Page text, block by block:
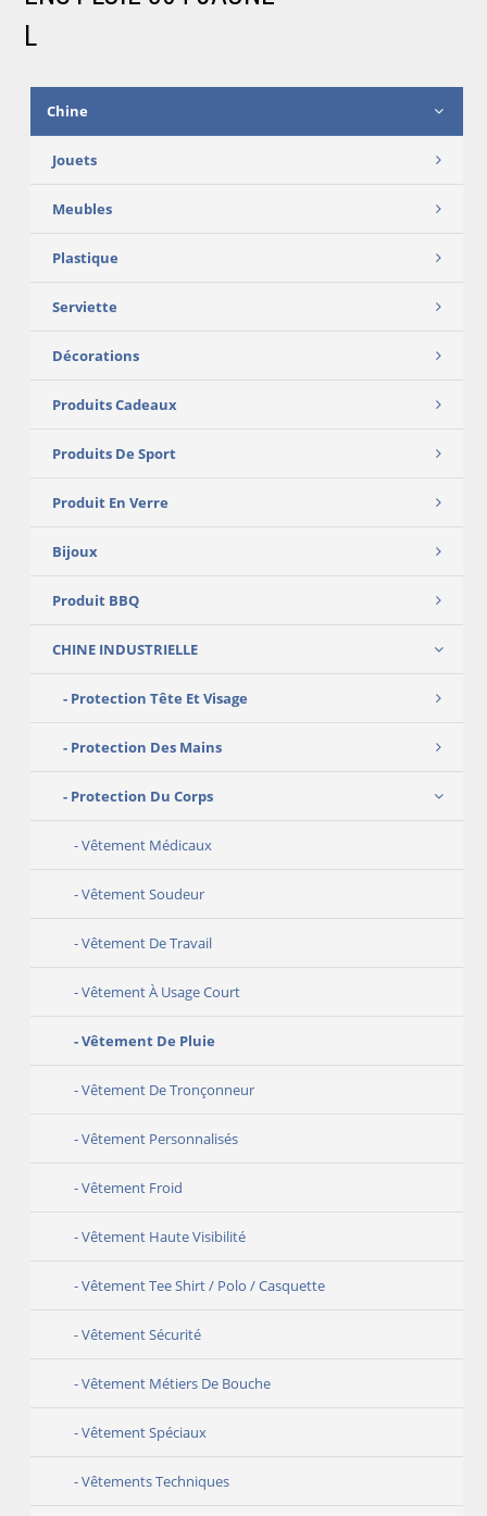
L
Chine
Jouets
Meubles
Plastique
Serviette
Décorations
Produits Cadeaux
Produits De Sport
Produit En Verre
Bijoux
Produit BBQ
CHINE INDUSTRIELLE
Protection Tête Et Visage
Protection Des Mains
Protection Du Corps
Vêtement Médicaux
Vêtement Soudeur
Vêtement De Travail
Vêtement À Usage Court
Vêtement De Pluie
Vêtement De Tronçonneur
Vêtement Personnalisés
Vêtement Froid
Vêtement Haute Visibilité
Vêtement Tee Shirt / Polo / Casquette
Vêtement Sécurité
Vêtement Métiers De Bouche
Vêtement Spéciaux
Vêtements Techniques